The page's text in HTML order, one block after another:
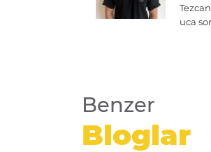
uca
Benzer
Bloglar